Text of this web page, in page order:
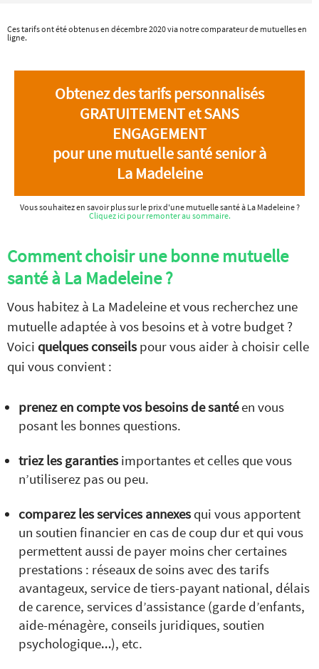
Ces tarifs ont été obtenus en décembre 2020 via notre comparateur de mutuelles en
ligne.
Obtenez des tarifs personnalisés
GRATUITEMENT et SANS
ENGAGEMENT
pour une mutuelle santé senior à
La Madeleine
Vous souhaitez en savoir plus sur le prix d'une mutuelle santé à La Madeleine ?
Cliquez ici pour remonter au sommaire.
Comment choisir une bonne mutuelle
santé à La Madeleine ?
Vous habitez à La Madeleine et vous recherchez une
mutuelle adaptée à vos besoins et à votre budget ?
Voici quelques conseils pour vous aider à choisir celle
qui vous convient :
prenez en compte vos besoins de santéen vous
posant les bonnes questions.
triez les garanties importantes et celles que vous
n’utiliserez pas ou peu.
comparez les services annexes qui vous apportent
un soutien financier en cas de coup dur et qui vous
permettent aussi de payer moins cher certaines
prestations : réseaux de soins avec des tarifs
avantageux, service de tiers-payant national, délais
de carence, services d’assistance (garde d’enfants,
aide-ménagère, conseils juridiques, soutien
psychologique…), etc.